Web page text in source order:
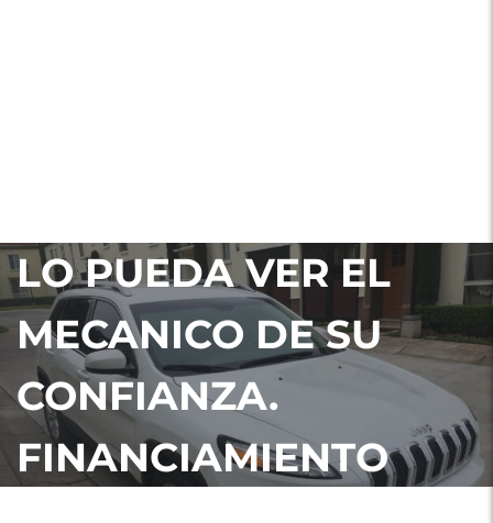
LO PUEDA VER EL
MECANICO DE SU
CONFIANZA.
FINANCIAMIENTO